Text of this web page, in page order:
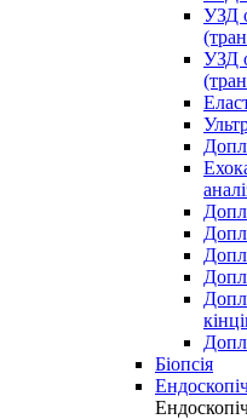
УЗД
УЗД
Біопсія